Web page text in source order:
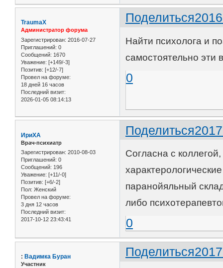
Поделиться
TraumaX
Администратор форума
Зарегистрирован: 2016-07-27
Приглашений: 0
Сообщений: 1670
Уважение: [+149/-3]
Позитив: [+12/-7]
Провел на форуме:
18 дней 16 часов
Последний визит:
2026-01-05 08:14:13
Найти психолога и
самостоятельно
0
Поделиться
ИриХА
Врач-психиатр
Зарегистрирован: 2010-08-03
Приглашений: 0
Сообщений: 196
Уважение: [+11/-0]
Позитив: [+6/-2]
Пол: Женский
Провел на форуме:
3 дня 12 часов
Последний визит:
2017-10-12 23:43:41
Согласна с
паранойяльный
либо
0
Поделиться
: Вадимка Буран
Участник